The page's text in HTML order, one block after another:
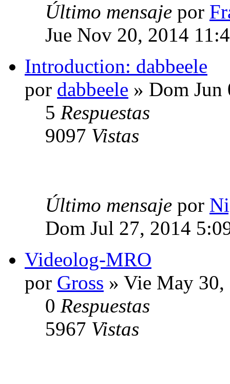
Último mensaje por
Jue Nov 20, 2014
Introduction: dabbeele
por dabbeele » Dom Jun
5 Respuestas
9097 Vistas
Último mensaje por
Dom Jul 27, 2014
Videolog-MRO
por Gross » Vie May 30,
0 Respuestas
5967 Vistas